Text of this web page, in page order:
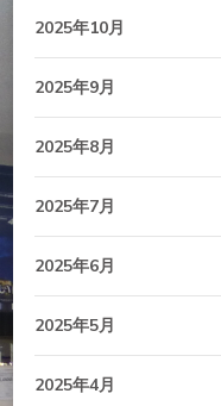
2025年10月
2025年9月
2025年8月
2025年7月
2025年6月
2025年5月
2025年4月